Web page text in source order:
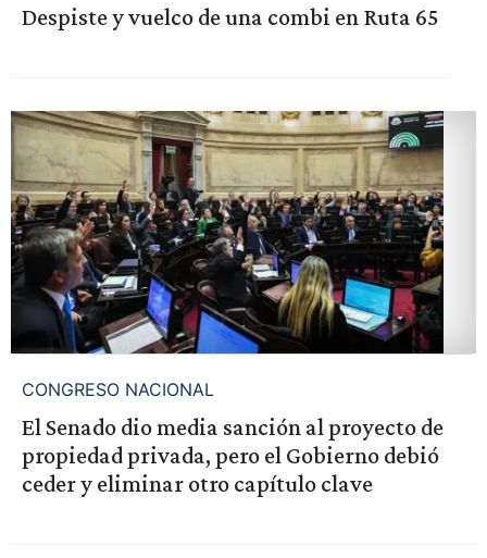
Despiste y vuelco de una combi en Ruta 65
CONGRESO NACIONAL
El Senado dio media sanción al proyecto de
propiedad privada, pero el Gobierno debió
ceder y eliminar otro capítulo clave